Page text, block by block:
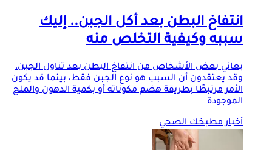
انتفاخ البطن بعد أكل الجبن.. إليك
سببه وكيفية التخلص منه
يعاني بعض الأشخاص من انتفاخ البطن بعد تناول الجبن،
وقد يعتقدون أن السبب هو نوع الجبن فقط، بينما قد يكون
الأمر مرتبطًا بطريقة هضم مكوناته أو بكمية الدهون والملح
الموجودة
أخبار مطبخك الصحي